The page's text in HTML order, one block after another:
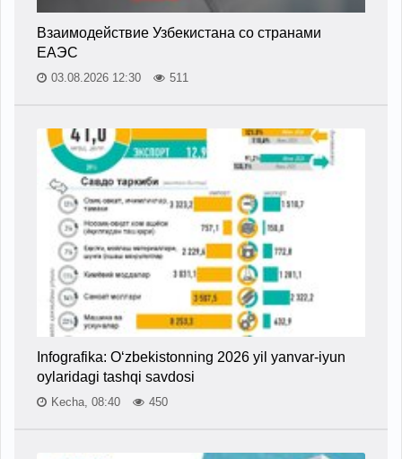
Взаимодействие Узбекистана со странами
ЕАЭС
03.08.2026 12:30 511
Infografika: O‘zbekistonning 2026 yil yanvar-iyun
oylaridagi tashqi savdosi
Kecha, 08:40 450